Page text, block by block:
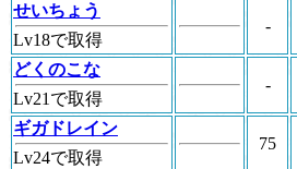
せいちょう
Lv18で取得
-
どくのこな
Lv21で取得
-
ギガドレイン
Lv24で取得
75